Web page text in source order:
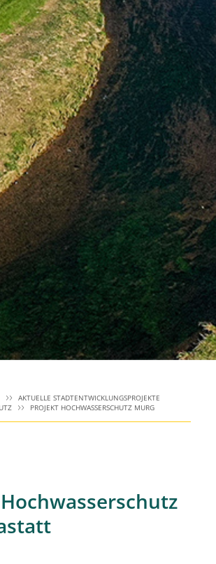
AKTUELLE STADTENTWICKLUNGSPROJEKTE
PROJEKT HOCHWASSERSCHUTZ MURG